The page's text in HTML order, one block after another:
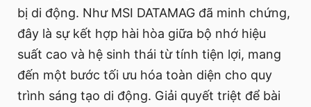
bị di động. Như MSI DATAMAG đã minh chứng,
đây là sự kết hợp hài hòa giữa bộ nhớ hiệu
suất cao và hệ sinh thái từ tính tiện lợi, mang
đến một bước tối ưu hóa toàn diện cho quy
trình sáng tạo di động. Giải quyết triệt để bài